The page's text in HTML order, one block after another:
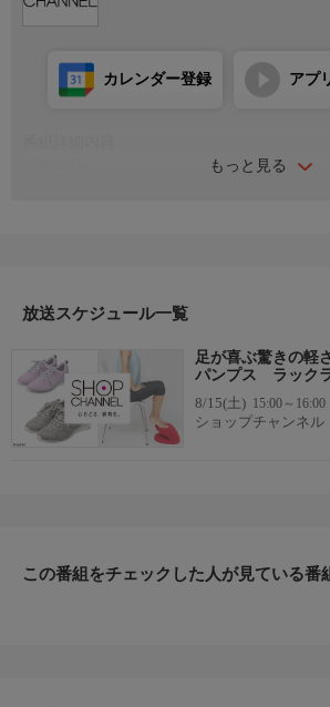
もっと見る
カレンダー登録 アプ
＊ライブ放送につき、番組および商品内容
ＨＰ：https://www.shopch.jp
放送スケジュール一覧
足が喜ぶ驚きの
パンプス ラック
8/15(土) 15:00～16:00
ショップチャンネル
この番組をチェックした人が見ている番